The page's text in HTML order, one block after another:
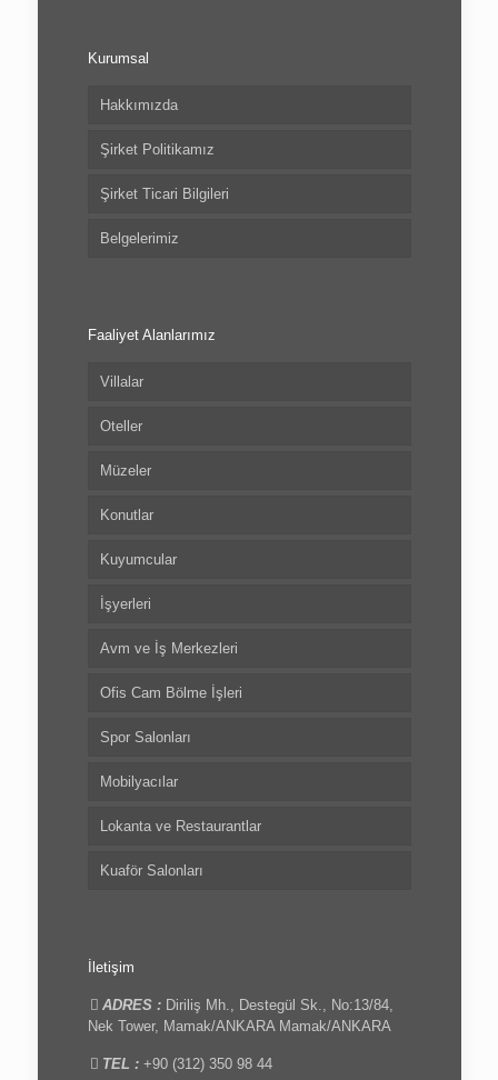
Kurumsal
Hakkımızda
Şirket Politikamız
Şirket Ticari Bilgileri
Belgelerimiz
Faaliyet Alanlarımız
Villalar
Oteller
Müzeler
Konutlar
Kuyumcular
İşyerleri
Avm ve İş Merkezleri
Ofis Cam Bölme İşleri
Spor Salonları
Mobilyacılar
Lokanta ve Restaurantlar
Kuaför Salonları
İletişim
ADRES : Diriliş Mh., Destegül Sk., No:13/84,
Nek Tower, Mamak/ANKARA Mamak/ANKARA
TEL : +90 (312) 350 98 44